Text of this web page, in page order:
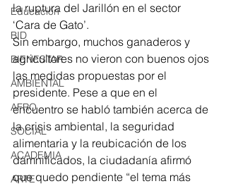
Educación
BID
BIENESTAR
AMBIENTAL
AFRO
SOCIAL
ACADEMIA
ARTE
la ruptura del Jarillón en el sector
‘Cara de Gato’.
Sin embargo, muchos ganaderos y
agricultores no vieron con buenos ojos
las medidas propuestas por el
presidente. Pese a que en el
encuentro se habló también acerca de
la crisis ambiental, la seguridad
alimentaria y la reubicación de los
damnificados, la ciudadanía afirmó
que quedo pendiente “el tema más